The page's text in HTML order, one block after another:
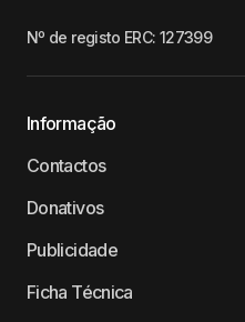
Nº de registo ERC: 127399
Informação
Contactos
Donativos
Publicidade
Ficha Técnica